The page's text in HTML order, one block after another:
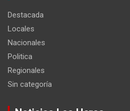
Destacada
Locales
Nacionales
Politica
Regionales
Sin categoría